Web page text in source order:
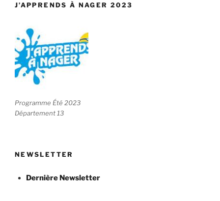
J’APPRENDS À NAGER 2023
Programme Été 2023
Département 13
NEWSLETTER
Dernière Newsletter